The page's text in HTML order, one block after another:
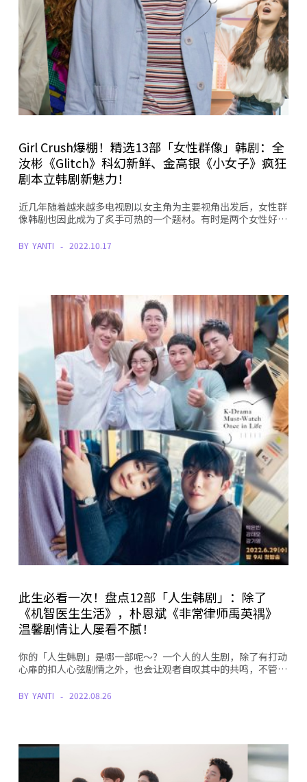
Girl Crush爆棚！精选13部「女性群像」韩剧：全
汝彬《Glitch》科幻新鲜、金高银《小女子》疯狂
剧本立韩剧新魅力！
近几年随着越来越多电视剧以女主角为主要视角出发后，女性群
像韩剧也因此成为了炙手可热的一个题材。有时是两个女性好…
BY YANTI 2022.10.17
此生必看一次！盘点12部「人生韩剧」：除了
《机智医生生活》，朴恩斌《非常律师禹英禑》
温馨剧情让人屡看不腻！
你的「人生韩剧」是哪一部呢～？一个人的人生剧，除了有打动
心扉的扣人心弦剧情之外，也会让观者自叹其中的共鸣，不管…
BY YANTI 2022.08.26